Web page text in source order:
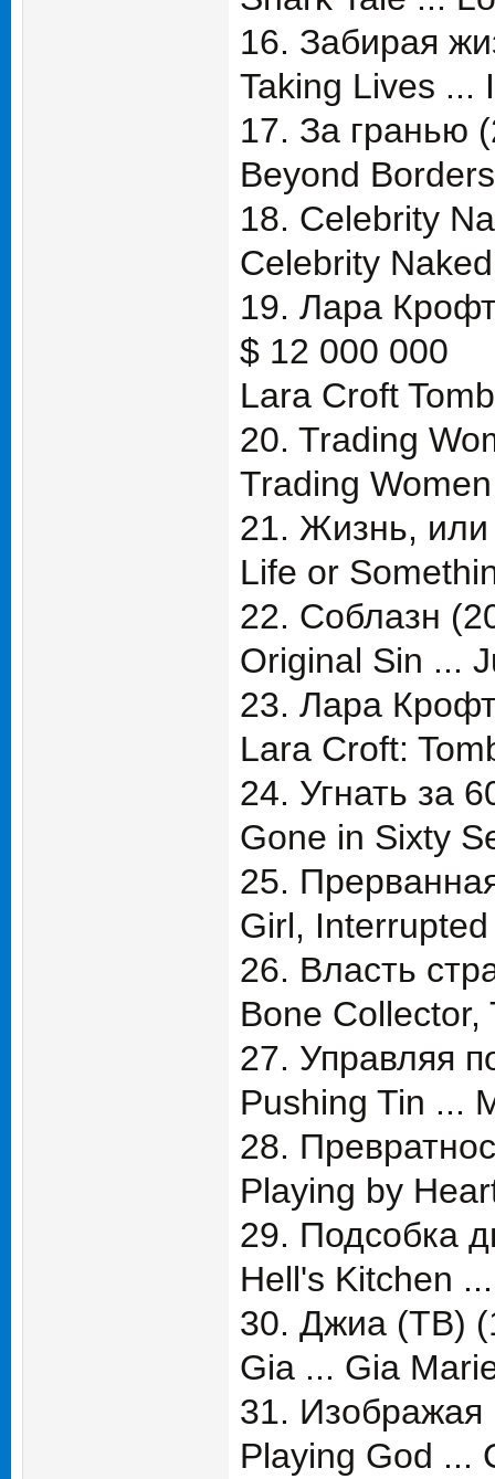
16. Забирая
Taking Lives ...
17. За гранью
Beyond
18. Celebrity
Celebrity
19. Лара
$ 12 000 000
Lara Croft
20. Trading
Trading
21. Жизнь, или
Life or
22. Соблазн
Original Sin ...
23. Лара
Lara Croft:
24. Угнать за
Gone in Sixty
25.
Girl,
26. Власть
Bone
27. Управляя
Pushing Tin ...
28.
Playing by
29. Подсобка
Hell's Kitchen
30. Джиа (ТВ)
Gia ... Gia
31. Изображая
Playing God ...